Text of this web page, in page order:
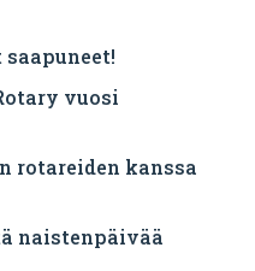
vuosi
rotareiden kanssa
naistenpäivää